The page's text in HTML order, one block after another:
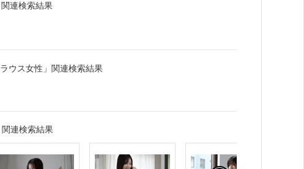
連検索結果
ウス女性」関連検索結果
連検索結果